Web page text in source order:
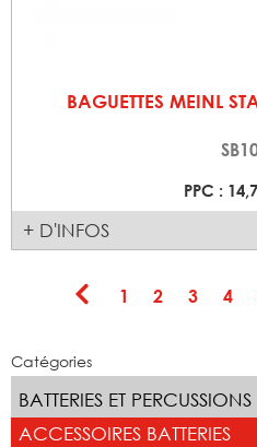
Catégories
BATTERIES ET PERCUSSIONS
ACCESSOIRES BATTERIES
BAGUETTES MEINL
PPC :
+ D'INFOS
1 2 3 4